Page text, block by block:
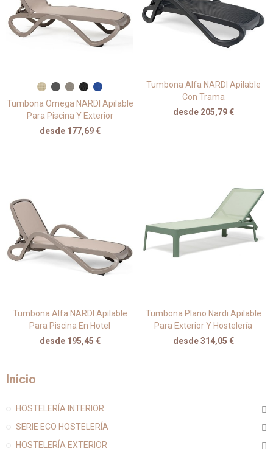
Tumbona Omega NARDI Apilable
Para Piscina Y Exterior
desde 177,69 €
Tumbona Alfa NARDI Apilable
Con Trama
desde 205,79 €
Tumbona Alfa NARDI Apilable
Para Piscina En Hotel
desde 195,45 €
Tumbona Plano Nardi Apilable
Para Exterior Y Hostelería
desde 314,05 €
Inicio
HOSTELERÍA INTERIOR
SERIE ECO HOSTELERÍA
HOSTELERÍA EXTERIOR